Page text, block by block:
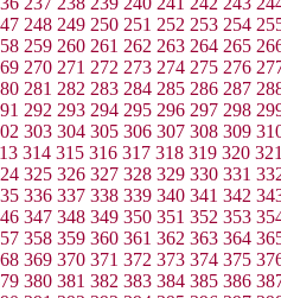
248 249 250 251 252 253 254
259 260 261 262 263 264 265
270 271 272 273 274 275 276
281 282 283 284 285 286 287
292 293 294 295 296 297 298
303 304 305 306 307 308 309
314 315 316 317 318 319 320
325 326 327 328 329 330 331
336 337 338 339 340 341 342
347 348 349 350 351 352 353
358 359 360 361 362 363 364
369 370 371 372 373 374 375
380 381 382 383 384 385 386